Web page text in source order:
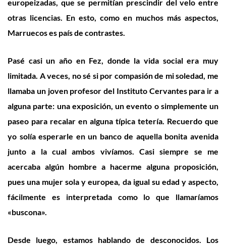
europeizadas, que se permitían prescindir del velo entre
otras licencias. En esto, como en muchos más aspectos,
Marruecos es país de contrastes.
Pasé casi un año en Fez, donde la vida social era muy
limitada. A veces, no sé si por compasión de mi soledad, me
llamaba un joven profesor del Instituto Cervantes para ir a
alguna parte: una exposición, un evento o simplemente un
paseo para recalar en alguna típica tetería. Recuerdo que
yo solía esperarle en un banco de aquella bonita avenida
junto a la cual ambos vivíamos. Casi siempre se me
acercaba algún hombre a hacerme alguna proposición,
pues una mujer sola y europea, da igual su edad y aspecto,
fácilmente es interpretada como lo que llamaríamos
«buscona».
Desde luego, estamos hablando de desconocidos. Los